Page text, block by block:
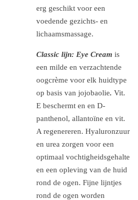
erg geschikt voor een
voedende gezichts- en
lichaamsmassage.
Classic lijn: Eye Cream is
een milde en verzachtende
oogcrème voor elk huidtype
op basis van jojobaolie. Vit.
E beschermt en en D-
panthenol, allantoïne en vit.
A regenereren. Hyaluronzuur
en urea zorgen voor een
optimaal vochtigheidsgehalte
en een opleving van de huid
rond de ogen. Fijne lijntjes
rond de ogen worden